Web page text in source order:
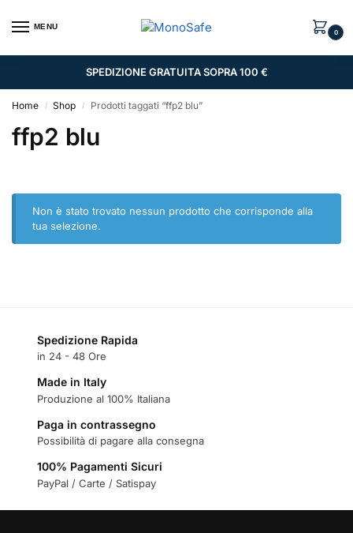
MENU
0
SPEDIZIONE GRATUITA SOPRA 100 €
Home / Shop / Prodotti taggati “ffp2 blu”
ffp2 blu
Non è stato trovato nessun prodotto che corrisponde alla
tua selezione.
Spedizione Rapida
in 24 - 48 Ore
Made in Italy
Produzione al 100% Italiana
Paga in contrassegno
Possibilità di pagare alla consegna
100% Pagamenti Sicuri
PayPal / Carte / Satispay